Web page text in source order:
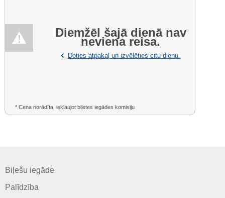
Diemžēl šajā dienā nav
neviena reisa.
Doties atpakaļ un izvēlēties citu dienu.
* Cena norādīta, iekļaujot biļetes iegādes komisiju
Biļešu iegāde
Palīdzība